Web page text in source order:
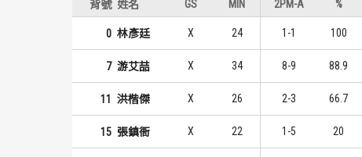
背號 姓名 GS MIN 2PM-A %
0 林彥廷 X 24 1-1 100
7 游艾喆 X 34 8-9 88.9
11 洪楷傑 X 26 2-3 66.7
15 張鎮衙 X 22 1-5 20